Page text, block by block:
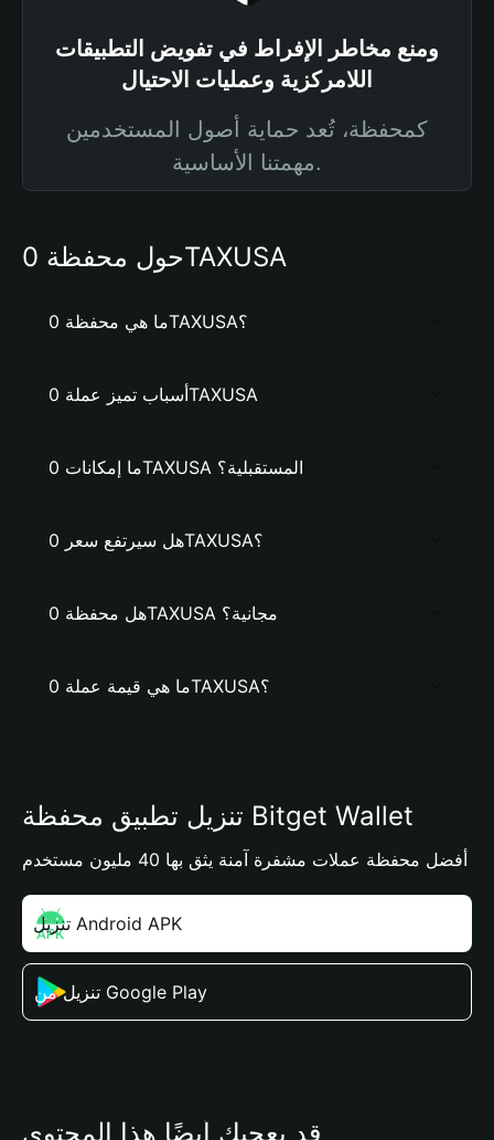
ومنع مخاطر الإفراط في تفويض التطبيقات
اللامركزية وعمليات الاحتيال
كمحفظة، تُعد حماية أصول المستخدمين
مهمتنا الأساسية.
حول محفظة 0TAXUSA
ما هي محفظة 0TAXUSA؟
أسباب تميز عملة 0TAXUSA
ما إمكانات 0TAXUSA المستقبلية؟
هل سيرتفع سعر 0TAXUSA؟
هل محفظة 0TAXUSA مجانية؟
ما هي قيمة عملة 0TAXUSA؟
تنزيل تطبيق محفظة Bitget Wallet
أفضل محفظة عملات مشفرة آمنة يثق بها 40 مليون مستخدم
تنزيل Android APK
تنزيل من Google Play
قد يعجبك أيضًا هذا المحتوى